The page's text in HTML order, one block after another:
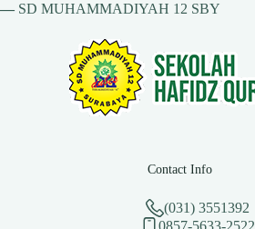
— SD MUHAMMADIYAH 12 SBY
Contact Info
(031) 3551392